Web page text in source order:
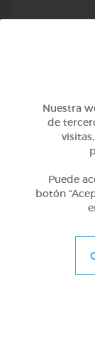
Lo más
Nuestra
de
Puede
botón